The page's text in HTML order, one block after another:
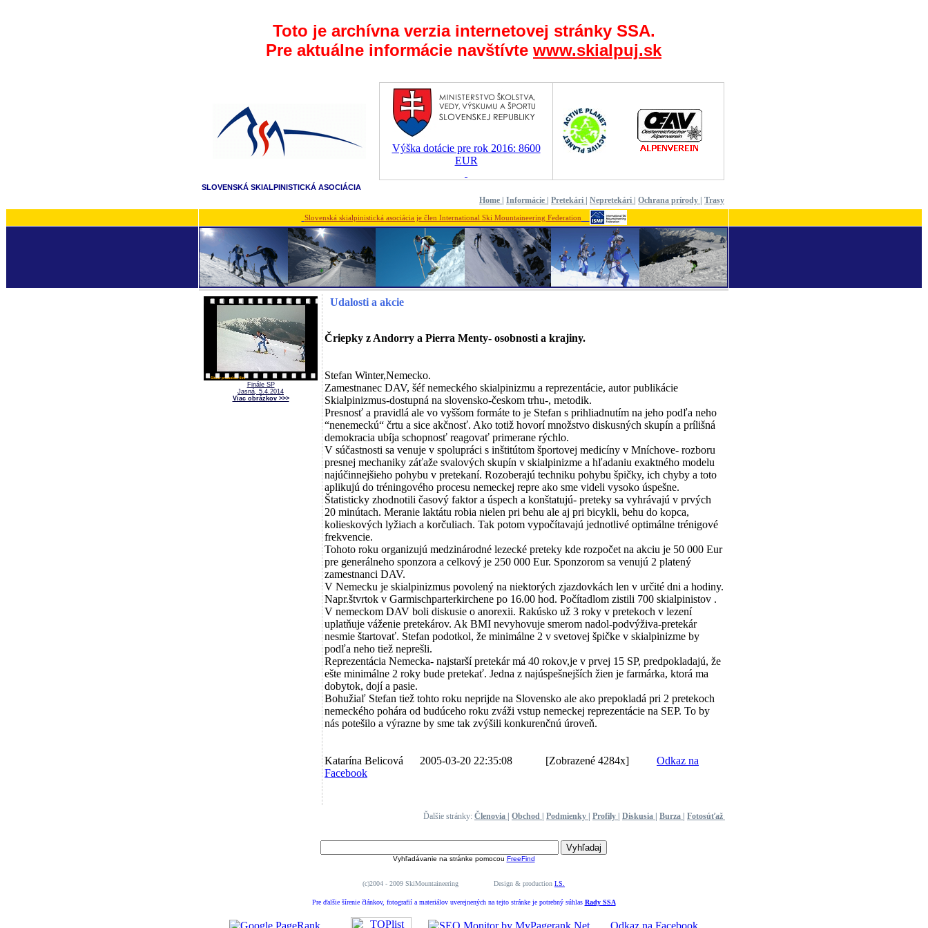
Toto je archívna verzia internetovej stránky SSA.
Pre aktuálne informácie navštívte www.skialpuj.sk
Výška dotácie pre rok 2016: 8600
EUR
SLOVENSKÁ SKIALPINISTICKÁ ASOCIÁCIA
Home Informácie Pretekári Nepretekári Ochrana prírody Trasy
Slovenská skialpinistická asociácia je člen International Ski Mountaineering Federation
Finále SP
Jasná, 5.4.2014
Viac obrázkov >>>
Udalosti a akcie
Čriepky z Andorry a Pierra Menty- osobnosti a krajiny.
Stefan Winter,Nemecko.
Zamestnanec DAV, šéf nemeckého skialpinizmu a reprezentácie, autor publikácie
Skialpinizmus-dostupná na slovensko-českom trhu-, metodik.
Presnosť a pravidlá ale vo vyššom formáte to je Stefan s prihliadnutím na jeho podľa neho
“nenemeckú“ črtu a sice akčnosť. Ako totiž hovorí množstvo diskusných skupín a prílišná
demokracia ubíja schopnosť reagovať primerane rýchlo.
V súčastnosti sa venuje v spolupráci s inštitútom športovej medicíny v Mníchove- rozboru
presnej mechaniky záťaže svalových skupín v skialpinizme a hľadaniu exaktného modelu
najúčinnejšieho pohybu v pretekaní. Rozoberajú techniku pohybu špičky, ich chyby a toto
aplikujú do tréningového procesu nemeckej repre ako sme videli vysoko úspešne.
Štatisticky zhodnotili časový faktor a úspech a konštatujú- preteky sa vyhrávajú v prvých
20 minútach. Meranie laktátu robia nielen pri behu ale aj pri bicykli, behu do kopca,
kolieskových lyžiach a korčuliach. Tak potom vypočítavajú jednotlivé optimálne trénigové
frekvencie.
Tohoto roku organizujú medzinárodné lezecké preteky kde rozpočet na akciu je 50 000 Eur
pre generálneho sponzora a celkový je 250 000 Eur. Sponzorom sa venujú 2 platený
zamestnanci DAV.
V Nemecku je skialpinizmus povolený na niektorých zjazdovkách len v určité dni a hodiny.
Napr.štvrtok v Garmischparterkirchene po 16.00 hod. Počítadlom zistili 700 skialpinistov .
V nemeckom DAV boli diskusie o anorexii. Rakúsko už 3 roky v pretekoch v lezení
uplatňuje váženie pretekárov. Ak BMI nevyhovuje smerom nadol-podvýživa-pretekár
nesmie štartovať. Stefan podotkol, že minimálne 2 v svetovej špičke v skialpinizme by
podľa neho tiež neprešli.
Reprezentácia Nemecka- najstarší pretekár má 40 rokov,je v prvej 15 SP, predpokladajú, že
ešte minimálne 2 roky bude pretekať. Jedna z najúspešnejších žien je farmárka, ktorá ma
dobytok, dojí a pasie.
Bohužiaľ Stefan tiež tohto roku neprijde na Slovensko ale ako prepokladá pri 2 pretekoch
nemeckého pohára od budúceho roku zváži vstup nemeckej reprezentácie na SEP. To by
nás potešilo a výrazne by sme tak zvýšili konkurenčnú úroveň.
Katarína Belicová 2005-03-20 22:35:08 [Zobrazené 4284x]
Odkaz na
Facebook
Ďalšie stránky: Členovia Obchod Podmienky Profily Diskusia Burza Fotosúťaž
Vyhľadávanie na stránke pomocou FreeFind
(c)2004 - 2009 SkiMountaineering Design & production I.S.
Pre ďalšie šírenie článkov, fotografií a materiálov uverejnených na tejto stránke je potrebný súhlas Rady SSA
Odkaz na Facebook